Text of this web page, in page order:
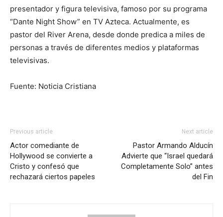
presentador y figura televisiva, famoso por su programa
“Dante Night Show” en TV Azteca. Actualmente, es
pastor del River Arena, desde donde predica a miles de
personas a través de diferentes medios y plataformas
televisivas.
Fuente: Noticia Cristiana
Previous article
Actor comediante de
Hollywood se convierte a
Cristo y confesó que
rechazará ciertos papeles
Next article
Pastor Armando Alducín
Advierte que “Israel quedará
Completamente Solo” antes
del Fin